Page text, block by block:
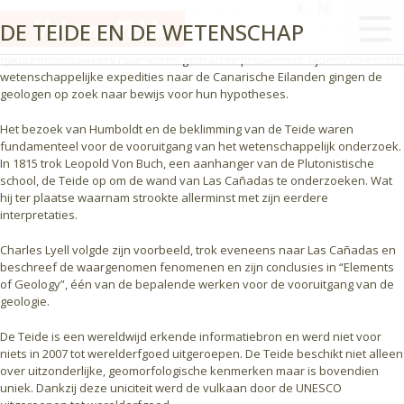
DE TEIDE EN DE WETENSCHAP
vulkanische zones en speelde zo een fundamentele, maar minder
bekende, rol in de oplossing van verschillende, door de eerste
natuuronderzoekers naar voren gebrachte problemen. Tijdens de eerste
wetenschappelijke expedities naar de Canarische Eilanden gingen de
geologen op zoek naar bewijs voor hun hypotheses.
Het bezoek van Humboldt en de beklimming van de Teide waren
fundamenteel voor de vooruitgang van het wetenschappelijk onderzoek.
In 1815 trok Leopold Von Buch, een aanhanger van de Plutonistische
school, de Teide op om de wand van Las Cañadas te onderzoeken. Wat
hij ter plaatse waarnam strookte allerminst met zijn eerdere
interpretaties.
Charles Lyell volgde zijn voorbeeld, trok eveneens naar Las Cañadas en
beschreef de waargenomen fenomenen en zijn conclusies in “Elements
of Geology”, één van de bepalende werken voor de vooruitgang van de
geologie.
De Teide is een wereldwijd erkende informatiebron en werd niet voor
niets in 2007 tot werelderfgoed uitgeroepen. De Teide beschikt niet alleen
over uitzonderlijke, geomorfologische kenmerken maar is bovendien
uniek. Dankzij deze uniciteit werd de vulkaan door de UNESCO